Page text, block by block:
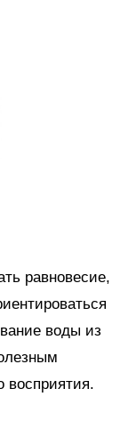
равновесие,
воды из
восприятия.